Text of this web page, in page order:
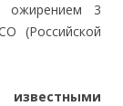
ожирением 3
(Российской
известными